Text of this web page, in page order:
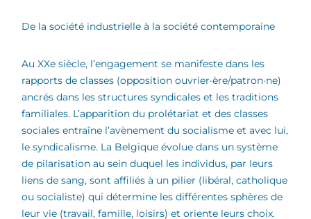
De la société industrielle à la société contemporaine
Au XXe siècle, l’engagement se manifeste dans les
rapports de classes (opposition ouvrier·ère/patron·ne)
ancrés dans les structures syndicales et les traditions
familiales. L’apparition du prolétariat et des classes
sociales entraîne l’avènement du socialisme et avec lui,
le syndicalisme. La Belgique évolue dans un système
de pilarisation au sein duquel les individus, par leurs
liens de sang, sont affiliés à un pilier (libéral, catholique
ou socialiste) qui détermine les différentes sphères de
leur vie (travail, famille, loisirs) et oriente leurs choix.